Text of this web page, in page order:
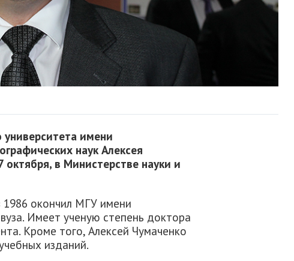
университета имени
наук Алексея
в Министерстве науки и
1986 окончил МГУ имени
Имеет ученую степень доктора
Кроме того, Алексей Чумаченко
изданий.